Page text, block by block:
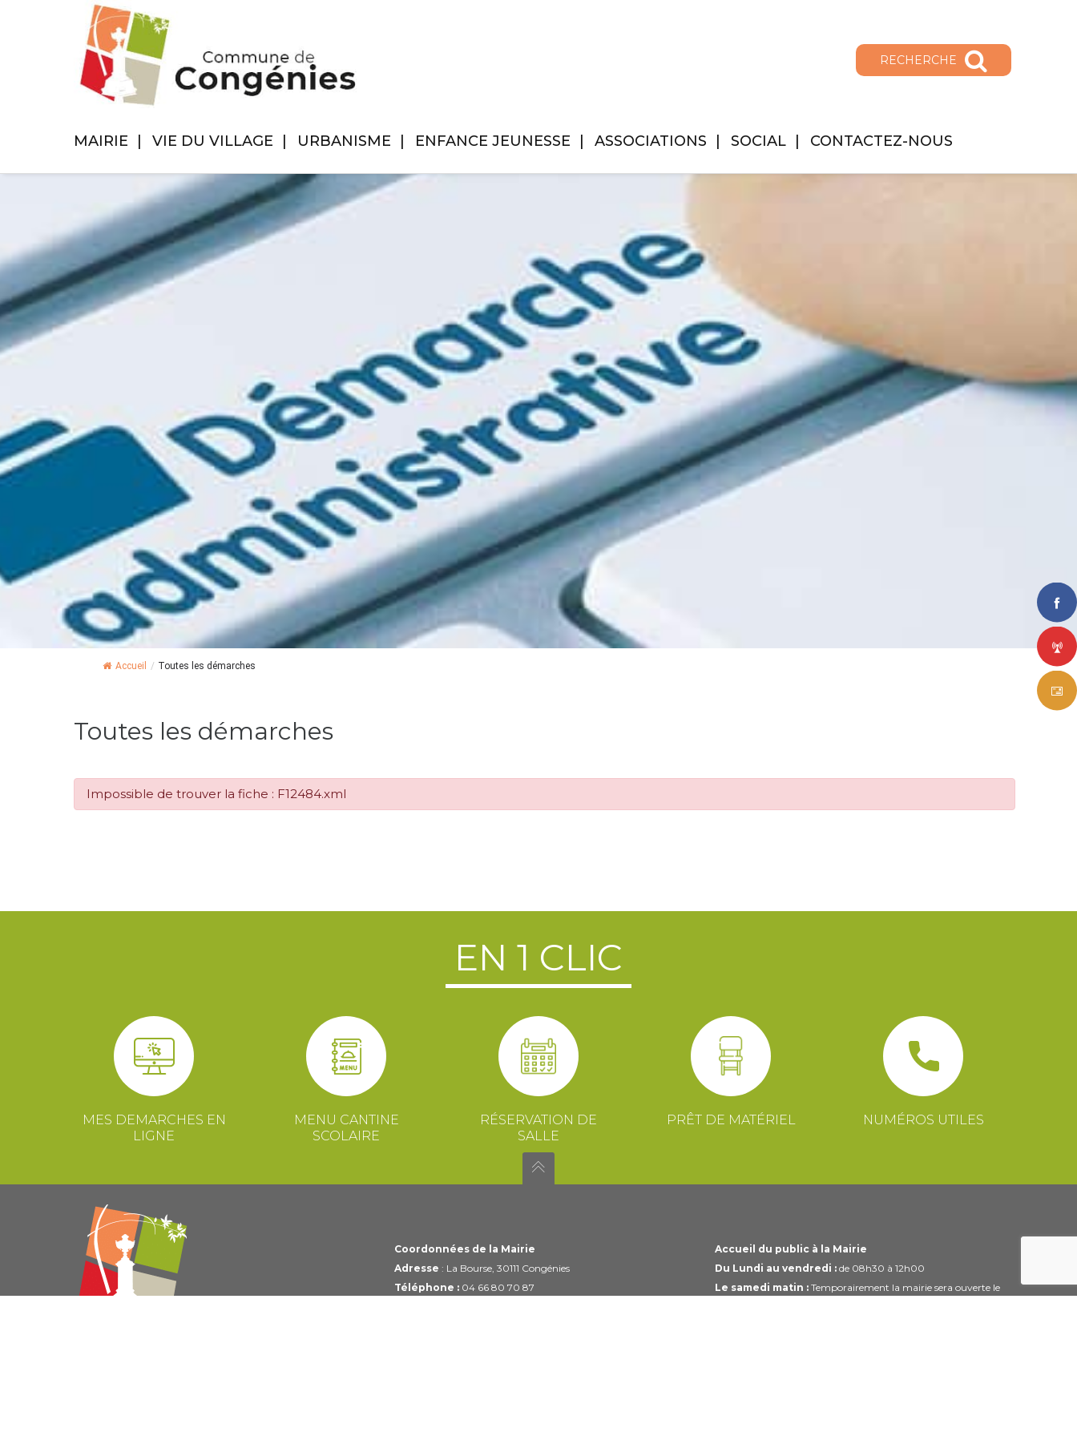
RECHERCHE
MAIRIE VIE DU VILLAGE URBANISME ENFANCE JEUNESSE ASSOCIATIONS SOCIAL CONTACTEZ-NOUS
Accueil / Toutes les démarches
Toutes les démarches
Impossible de trouver la fiche : F12484.xml
EN 1 CLIC
MES DEMARCHES EN
LIGNE
MENU CANTINE
SCOLAIRE
RÉSERVATION DE
SALLE
PRÊT DE MATÉRIEL NUMÉROS UTILES
Coordonnées de la Mairie
Adresse : La Bourse, 30111 Congénies
Téléphone :04 66 80 70 87
Accueil du public à la Mairie
Du Lundi au vendredi :de 08h30 à 12h00
Le samedi matin :Temporairement la mairie sera ouverte le